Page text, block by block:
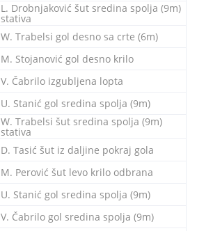
L. Drobnjaković šut sredina spolja (9m)
stativa
W. Trabelsi gol desno sa crte (6m)
M. Stojanović gol desno krilo
V. Čabrilo izgubljena lopta
U. Stanić gol sredina spolja (9m)
W. Trabelsi šut sredina spolja (9m)
stativa
D. Tasić šut iz daljine pokraj gola
M. Perović šut levo krilo odbrana
U. Stanić gol sredina spolja (9m)
V. Čabrilo gol sredina spolja (9m)